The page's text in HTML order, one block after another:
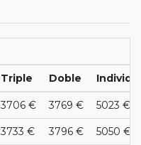
Triple Doble
3706 € 3769 € 5023 €
3733 € 3796 € 5050 €